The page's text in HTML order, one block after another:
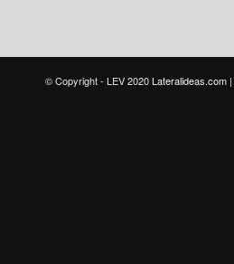
© Copyright - LEV 2020Lateralideas.com |